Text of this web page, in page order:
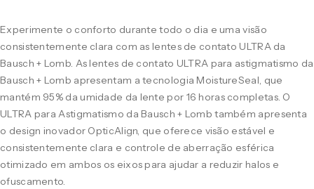
Experimente o conforto durante todo o dia e uma visão
consistentemente clara com as lentes de contato ULTRA da
Bausch + Lomb. As lentes de contato ULTRA para astigmatismo da
Bausch + Lomb apresentam a tecnologia MoistureSeal, que
mantém 95% da umidade da lente por 16 horas completas. O
ULTRA para Astigmatismo da Bausch + Lomb também apresenta
o design inovador OpticAlign, que oferece visão estável e
consistentemente clara e controle de aberração esférica
otimizado em ambos os eixos para ajudar a reduzir halos e
ofuscamento.